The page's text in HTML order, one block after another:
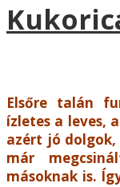
Elsőre talán
ízletes a leves,
azért jó
már
másoknak is.